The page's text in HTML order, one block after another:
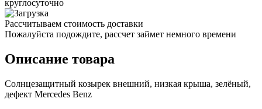
круглосуточно
Рассчитываем стоимость доставки
Пожалуйста подождите, рассчет займет немного времени
Описание товара
Солнцезащитный козырек внешний, низкая крыша, зелёный,
дефект Mercedes Benz